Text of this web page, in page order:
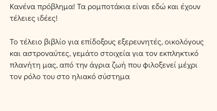
Κανένα πρόβλημα! Τα ρομποτάκια είναι εδώ και έχουν
τέλειες ιδέες!
Το τέλειο βιβλίο για επίδοξους εξερευνητές, οικολόγους
και αστροναύτες, γεμάτο στοιχεία για τον εκπληκτικό
πλανήτη μας, από την άγρια ζωή που φιλοξενεί μέχρι
τον ρόλο του στο ηλιακό σύστημα